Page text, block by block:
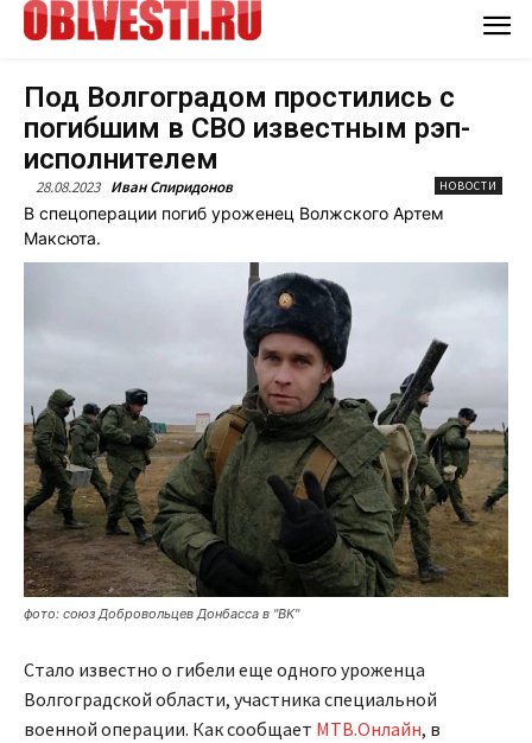
Под Волгоградом простились с
погибшим в СВО известным рэп-
исполнителем
28.08.2023 Иван Спиридонов НОВОСТИ
В спецоперации погиб уроженец Волжского Артем
Максюта.
фото: союз Добровольцев Донбасса в "ВК"
Стало известно о гибели еще одного уроженца
Волгоградской области, участника специальной
военной операции. Как сообщает МТВ.Онлайн, в